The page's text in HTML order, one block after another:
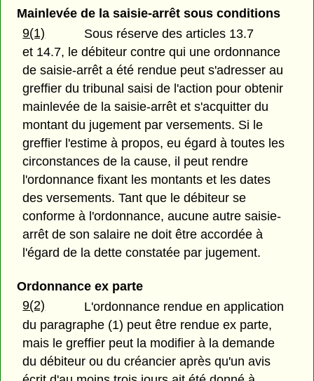
Mainlevée de la saisie-arrêt sous conditions
9(1)
Sous réserve des articles 13.7
et 14.7, le débiteur contre qui une ordonnance
de saisie-arrêt a été rendue peut s'adresser au
greffier du tribunal saisi de l'action pour obtenir
mainlevée de la saisie-arrêt et s'acquitter du
montant du jugement par versements. Si le
greffier l'estime à propos, eu égard à toutes les
circonstances de la cause, il peut rendre
l'ordonnance fixant les montants et les dates
des versements. Tant que le débiteur se
conforme à l'ordonnance, aucune autre saisie-
arrêt de son salaire ne doit être accordée à
l'égard de la dette constatée par jugement.
Ordonnance ex parte
9(2)
L'ordonnance rendue en application
du paragraphe (1) peut être rendue ex parte,
mais le greffier peut la modifier à la demande
du débiteur ou du créancier après qu'un avis